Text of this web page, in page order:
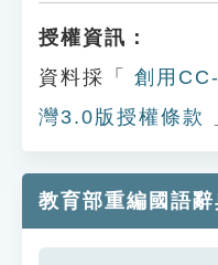
授權資訊：
資料採「
創用
灣3.0版授權條款
教育部重編國語